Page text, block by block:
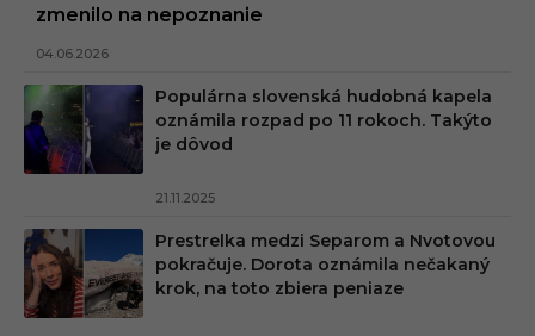
zmenilo na nepoznanie
04.06.2026
Populárna slovenská hudobná kapela
oznámila rozpad po 11 rokoch. Takýto
je dôvod
21.11.2025
Prestrelka medzi Separom a Nvotovou
pokračuje. Dorota oznámila nečakaný
krok, na toto zbiera peniaze